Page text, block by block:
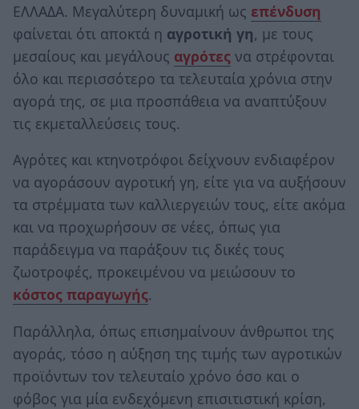
ΕΛΛΑΔΑ. Μεγαλύτερη δυναμική ως επένδυση
φαίνεται ότι αποκτά η αγροτική γη, με τους
μεσαίους και μεγάλους αγρότες να στρέφονται
όλο και περισσότερο τα τελευταία χρόνια στην
αγορά της, σε μια προσπάθεια να αναπτύξουν
τις εκμεταλλεύσεις τους.
Αγρότες και κτηνοτρόφοι δείχνουν ενδιαφέρον
να αγοράσουν αγροτική γη, είτε για να αυξήσουν
τα στρέμματα των καλλιεργειών τους, είτε ακόμα
και να προχωρήσουν σε νέες, όπως για
παράδειγμα να παράξουν τις δικές τους
ζωοτροφές, προκειμένου να μειώσουν το
κόστος παραγωγής.
Παράλληλα, όπως επισημαίνουν άνθρωποι της
αγοράς, τόσο η αύξηση της τιμής των αγροτικών
προϊόντων τον τελευταίο χρόνο όσο και ο
φόβος για μία ενδεχόμενη επισιτιστική κρίση,